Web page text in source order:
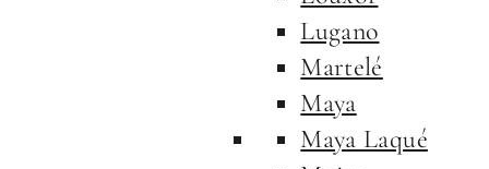
Lugano
Martelé
Maya
Maya Laqué